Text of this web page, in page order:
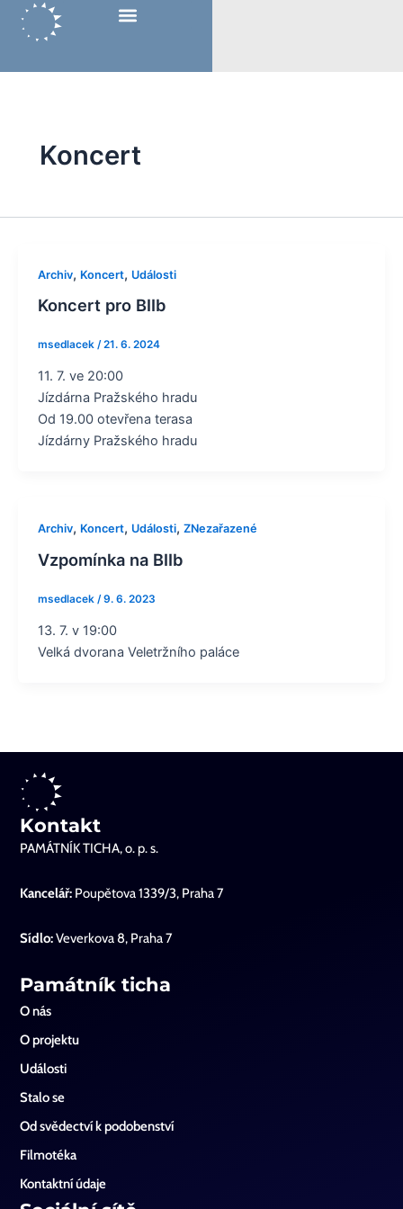
Přeskočit
Koncert
Archiv, Koncert, Události
Koncert pro BIIb
msedlacek /21. 6. 2024
11. 7. ve 20:00
Jízdárna Pražského hradu
Od 19.00 otevřena terasa
Jízdárny Pražského hradu
Archiv, Koncert, Události, ZNezařazené
Vzpomínka na BIIb
msedlacek /9. 6. 2023
13. 7. v 19:00
Velká dvorana Veletržního paláce
Kontakt
PAMÁTNÍK TICHA, o. p. s.
Kancelář: Poupětova 1339/3, Praha 7
Sídlo:Veverkova 8, Praha 7
Památník ticha
O nás
O projektu
Události
Stalo se
Od svědectví k podobenství
Filmotéka
Kontaktní údaje